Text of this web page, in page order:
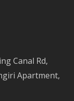
Canal Rd,
Apartment,